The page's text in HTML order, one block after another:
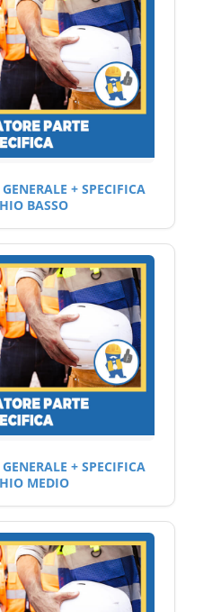
+ SPECIFICA
BASSO
+ SPECIFICA
MEDIO